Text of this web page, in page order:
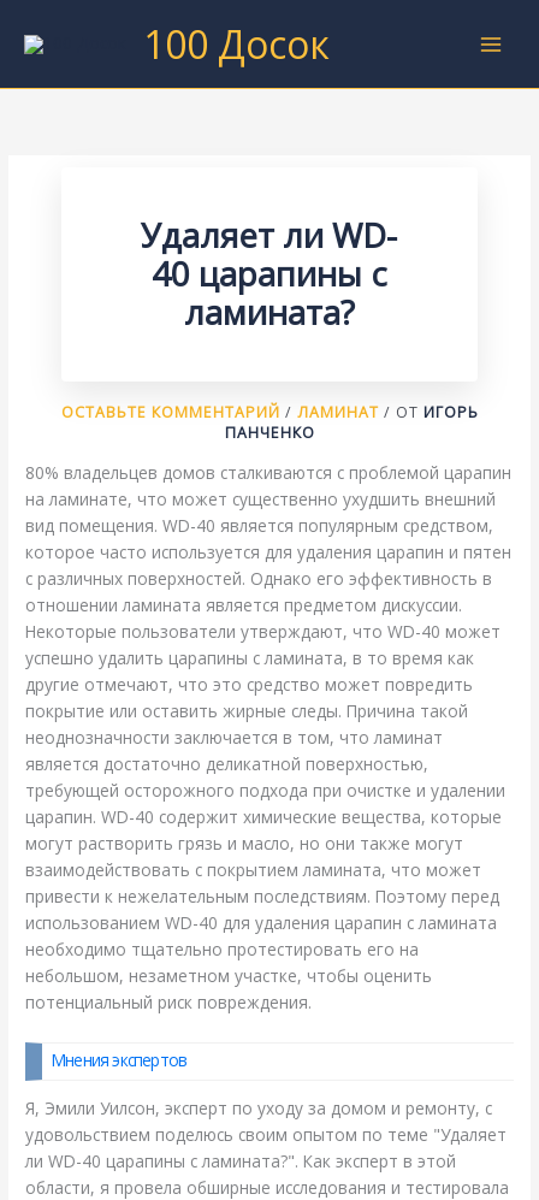
100 Досок
Удаляет ли WD-
40 царапины с
ламината?
ОСТАВЬТЕ КОММЕНТАРИЙ / ЛАМИНАТ/ ОТ ИГОРЬ
ПАНЧЕНКО
80% владельцев домов сталкиваются с проблемой царапин
на ламинате, что может существенно ухудшить внешний
вид помещения. WD-40 является популярным средством,
которое часто используется для удаления царапин и пятен
с различных поверхностей. Однако его эффективность в
отношении ламината является предметом дискуссии.
Некоторые пользователи утверждают, что WD-40 может
успешно удалить царапины с ламината, в то время как
другие отмечают, что это средство может повредить
покрытие или оставить жирные следы. Причина такой
неоднозначности заключается в том, что ламинат
является достаточно деликатной поверхностью,
требующей осторожного подхода при очистке и удалении
царапин. WD-40 содержит химические вещества, которые
могут растворить грязь и масло, но они также могут
взаимодействовать с покрытием ламината, что может
привести к нежелательным последствиям. Поэтому перед
использованием WD-40 для удаления царапин с ламината
необходимо тщательно протестировать его на
небольшом, незаметном участке, чтобы оценить
потенциальный риск повреждения.
Мнения экспертов
Я, Эмили Уилсон, эксперт по уходу за домом и ремонту, с
удовольствием поделюсь своим опытом по теме "Удаляет
ли WD-40 царапины с ламината?". Как эксперт в этой
области, я провела обширные исследования и тестировала